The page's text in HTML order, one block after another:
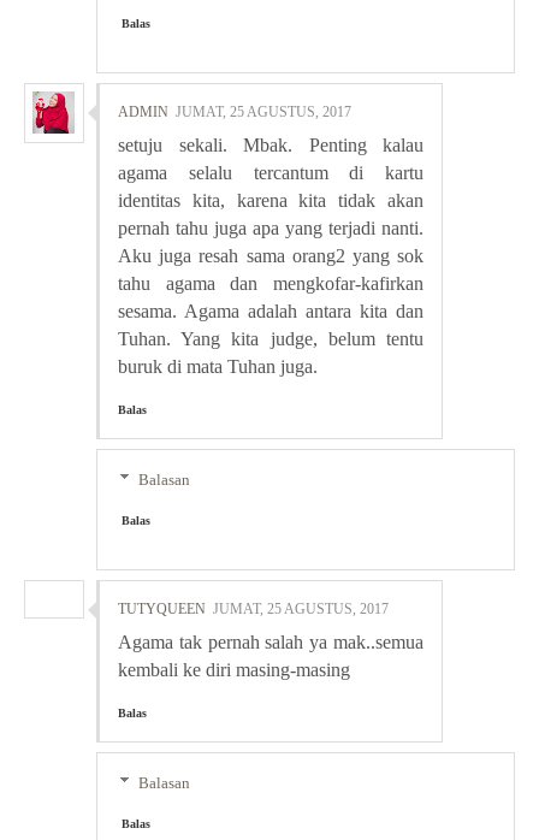
Balas
ADMIN JUMAT, 25 AGUSTUS, 2017
setuju sekali. Mbak. Penting kalau
agama selalu tercantum di kartu
identitas kita, karena kita tidak akan
pernah tahu juga apa yang terjadi nanti.
Aku juga resah sama orang2 yang sok
tahu agama dan mengkofar-kafirkan
sesama. Agama adalah antara kita dan
Tuhan. Yang kita judge, belum tentu
buruk di mata Tuhan juga.
Balas
Balasan
Balas
TUTYQUEEN JUMAT, 25 AGUSTUS, 2017
Agama tak pernah salah ya mak..semua
kembali ke diri masing-masing
Balas
Balasan
Balas